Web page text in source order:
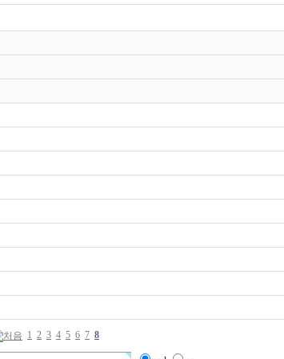
1 2 3 4 5 6 7 8